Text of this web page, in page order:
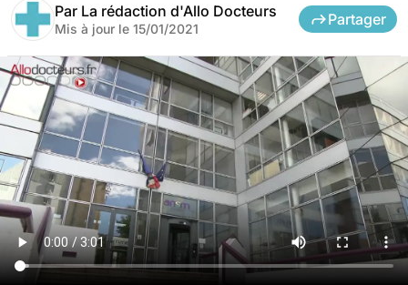
Par La rédaction d'Allo Docteurs
Mis à jour le 15/01/2021
Partager